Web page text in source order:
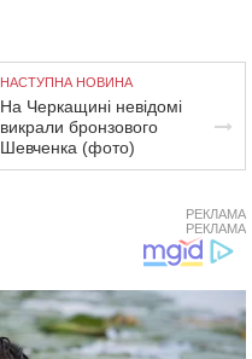
НАСТУПНА НОВИНА
На Черкащині невідомі
викрали бронзового
Шевченка (фото)
РЕКЛАМА
РЕКЛАМА